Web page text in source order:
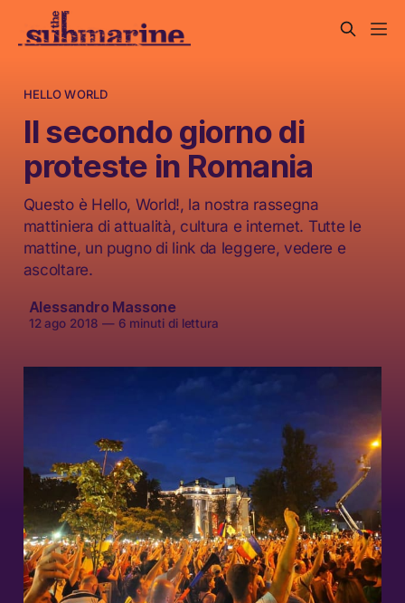
HELLO WORLD
Il secondo giorno di
proteste in Romania
Questo è Hello, World!, la nostra rassegna
mattiniera di attualità, cultura e internet. Tutte le
mattine, un pugno di link da leggere, vedere e
ascoltare.
Alessandro Massone
12 ago 2018 —6 minuti di lettura